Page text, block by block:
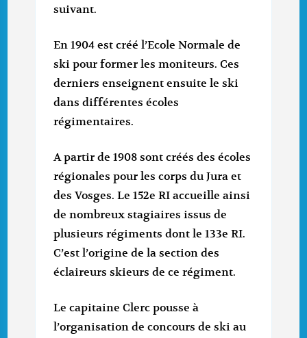
suivant.
En 1904 est créé l’Ecole Normale de
ski pour former les moniteurs. Ces
derniers enseignent ensuite le ski
dans différentes écoles
régimentaires.
A partir de 1908 sont créés des écoles
régionales pour les corps du Jura et
des Vosges. Le 152e RI accueille ainsi
de nombreux stagiaires issus de
plusieurs régiments dont le 133e RI.
C’est l’origine de la section des
éclaireurs skieurs de ce régiment.
Le capitaine Clerc pousse à
l’organisation de concours de ski au